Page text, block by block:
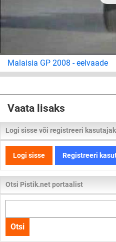
Malaisia GP 2008 - eelvaade
Vaata lisaks
Logi sisse või registreeri
Logi sisse Registreeri
Otsi Pistik.net portaalist
kogu
lehelt
Otsi